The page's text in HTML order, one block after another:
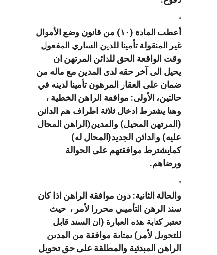
أعطت المادة (١٠) من قانون وضع الأموال
غير المنقولة تأمينا للدين الساري المفعول
وقت الواقعة الحق للدائن المرتهن ان
يحيل الى آخر حقه لدى المدين مع ماله من
ضمان على العقار المرهون تأمينا لدينه في
حالتين، الأولى: موافقة الراهن الخطية ،
وهنا يشترط ادخال ثلاثة اطراف هم الدائن
(المرتهن المحيل) والمدين(الراهن المحال
عليه) والدائن الجديد(المحال له)
كمايشترط موافقتهم على الحوالة
ورضاهم.
والحالة الثانية: دون موافقة الراهن اذا كان
سند الرهن التأميني محررا لأمر ، حيث
تعتبر كتابة هذه العبارة (ان السند قابل
للتحويل لأمر) بمثابة موافقة من المدين
الراهن المبدئية والمطلقة على حق تحويل